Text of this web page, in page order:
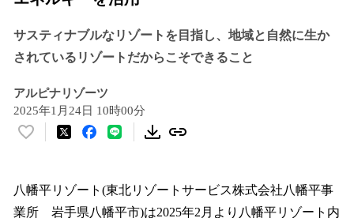
サスティナブルなリゾートを目指し、地域と自然に生か
されているリゾートだからこそできること
アルピナリゾーツ
2025年1月24日 10時00分
い
！
数
八幡平リゾート(東北リゾートサービス株式会社八幡平事
業所 岩手県八幡平市)は2025年2月より八幡平リゾート内